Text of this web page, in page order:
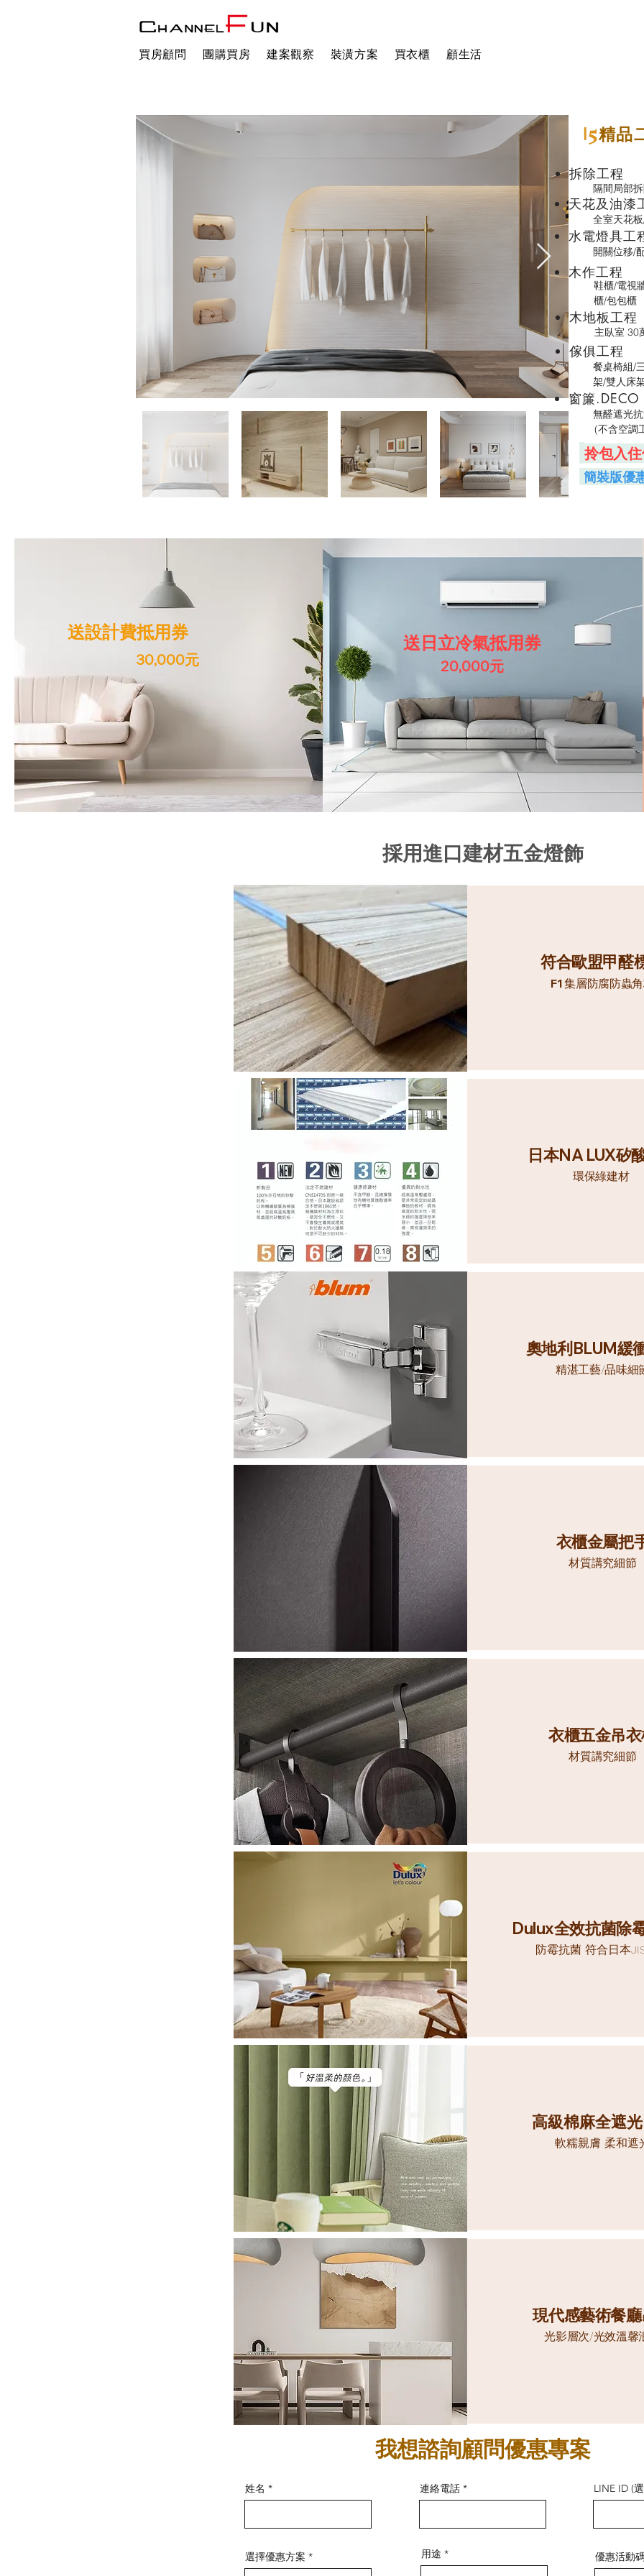
買房顧問 團購買房 建案觀察 裝潢方案 買衣櫃 顧生活
I5精品
隔間局部
拆除工程
全室天花
天花及油漆
開關位移/
水電燈具工
鞋櫃/電視
櫃/包包櫃
​木作工程
主臥室 30
​木地板工程
餐桌椅組/
架/雙人床
​傢俱工程
​窗簾.DECO
無醛遮光
(不含空調
拎包入
簡裝版優
送設計費抵用券
30,000元
送日立冷氣抵用券
20,000元
採用進口建材五金燈飾
符合歐盟甲醛
F1集層防腐防蟲
日本NA LUX矽
環保綠建材
奧地利 BLUM緩
精湛工藝/品味細
衣櫃金屬把
材質講究細節
衣櫃五金吊
材質講究細節
Dulux全效抗菌除
防霉抗菌 符合日本
高級棉麻全遮
軟糯親膚 柔和遮
現代感藝術餐
光影層次/光效溫馨
我想諮詢顧問優惠專案
姓名
選擇優惠方案
連絡電話
用途
LINE ID (
優惠活動